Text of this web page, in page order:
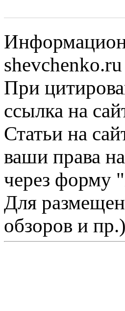
При
ссылка на
Статьи на
ваши права
через форму
Для
обзоров и